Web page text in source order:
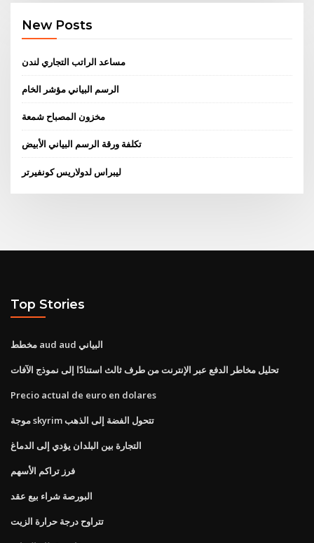
New Posts
مساعد الراتب التجاري لندن
الرسم البياني مؤشر الخام
مخزون المصباح شمعة
تكلفة ورقة الرسم البياني الأبيض
ليبراس لدولاريس كونفيرتر
Top Stories
مخطط aud aud البياني
تحليل مخاطر الدفع عبر الإنترنت من طرف ثالث استنادًا إلى نموذج الآفات
Precio actual de euro en dolares
موجة skyrim تتحول الفضة إلى الذهب
التجارة بين البلدان يؤدي إلى الدماغ
فرز تراكم الأسهم
البورصة شراء بيع عقد
تتراوح درجة حرارة الزيت